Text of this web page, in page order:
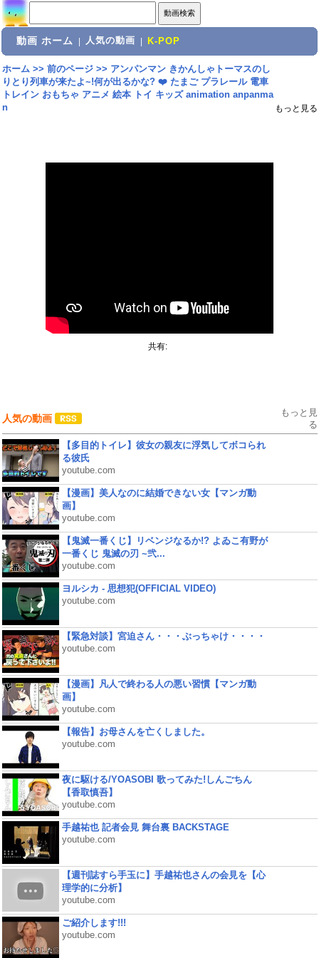
動画 ホーム 人気の動画 K-POP
ホーム>> 前のページ>> アンパンマン きかんしゃトーマスのし
りとり列車が来たよ~!何が出るかな? ❤️ たまご プラレール 電車
トレイン おもちゃ アニメ 絵本 トイ キッズ animation anpanma
n
もっと見る
共有:
人気の動画
もっと見
る
【多目的トイレ】彼女の親友に浮気してボコられ
る彼氏
youtube.com
【漫画】美人なのに結婚できない女【マンガ動
画】
youtube.com
【鬼滅一番くじ】リベンジなるか!? よゐこ有野が
一番くじ 鬼滅の刃 ~弐...
youtube.com
ヨルシカ - 思想犯(OFFICIAL VIDEO)
youtube.com
【緊急対談】宮迫さん・・・ぶっちゃけ・・・・
youtube.com
【漫画】凡人で終わる人の悪い習慣【マンガ動
画】
youtube.com
【報告】お母さんを亡くしました。
youtube.com
夜に駆ける/YOASOBI 歌ってみた!しんごちん
【香取慎吾】
youtube.com
手越祐也 記者会見 舞台裏 BACKSTAGE
youtube.com
【週刊誌すら手玉に】手越祐也さんの会見を【心
理学的に分析】
youtube.com
ご紹介します!!!
youtube.com